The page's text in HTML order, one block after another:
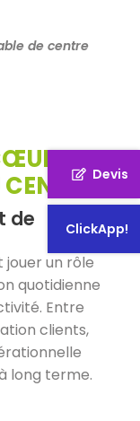
Devis
ClickApp!
de centre
DU
de
jouer un rôle
quotidienne
Entre
clients,
long terme.